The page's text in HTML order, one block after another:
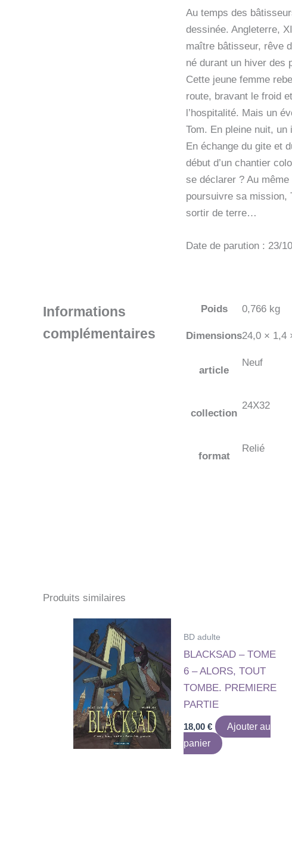
Au temps des
dessinée. Angleterre,
maître bâtisseur, rêve
né durant un hiver des
Cette jeune femme
route, bravant le froid
l’hospitalité. Mais un
Tom. En pleine nuit, un
En échange du gite et
début d’un chantier
se déclarer ? Au
poursuivre sa mission,
sortir de terre…
Date de parution : 23/
Informations
complémentaires
Poids 0,766 kg
Dimensions24,0 × 1,4
article
Neuf
collection
24X32
format
Relié
Produits similaires
BD adulte
BLACKSAD – TOME
6 – ALORS, TOUT
TOMBE. PREMIERE
PARTIE
18,00 €
Ajouter au
panier